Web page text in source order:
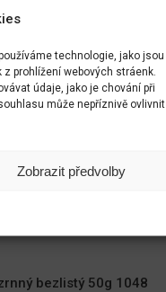
technologie, jako jsou
prohlížení webových stráenk.
údaje, jako je chování při
může nepříznivě ovlivnit
Zobrazit předvolby
bezlistý 50g 1048